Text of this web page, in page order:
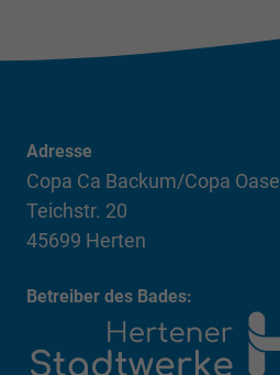
Adresse
Copa Ca Backum/Copa Oase
Teichstr. 20
45699 Herten
Betreiber des Bades: